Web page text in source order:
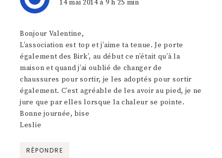
14 mai 2014 à 9 h 25 min
Bonjour Valentine,
L’association est top et j’aime ta tenue. Je porte
également des Birk’, au début ce n’était qu’à la
maison et quand j’ai oublié de changer de
chaussures pour sortir, je les adoptés pour sortir
également. C’est agréable de les avoir au pied, je ne
jure que par elles lorsque la chaleur se pointe.
Bonne journée, bise
Leslie
RÉPONDRE